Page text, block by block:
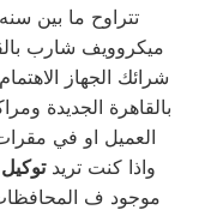
تتراوح ما بين
ميكروويف شارب
شرائك الجهاز
بالقاهرة الجديدة
العميل او في
واذا كنت تريد
موجود ف